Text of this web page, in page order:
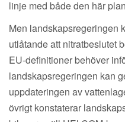
linje med både den här
Men landskapsregeringen
utlåtande att nitratbeslutet
EU-definitioner behöver
landskapsregeringen kan
uppdateringen av
övrigt konstaterar